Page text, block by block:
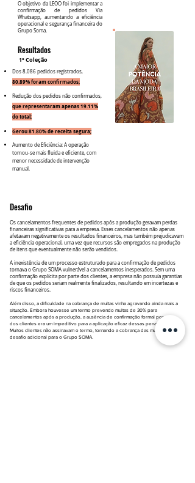
O objetivo da LEOO foi implementar a
confirmação de pedidos Via
Whatsapp, aumentando a eficiência
operacional e segurança financeira do
Grupo Soma.
Resultados
1° Coleção
Dos 8.086 pedidos registrados,
80.89% foram confirmados;
Redução dos pedidos não confirmados,
que representaram apenas 19.11%
do total;
Gerou 81.80% de receita segura;
Aumento de Eficiência: A operação
tornou-se mais fluida e eficiente, com
menor necessidade de intervenção
manual.
Desafio
Os cancelamentos frequentes de pedidos após a produção geravam perdas
financeiras significativas para a empresa. Esses cancelamentos não apenas
afetavam negativamente os resultados financeiros, mas também prejudicavam
a eficiência operacional, uma vez que recursos são empregados na produção
de itens que eventualmente não serão vendidos.
A inexistência de um processo estruturado para a confirmação de pedidos
tornava o Grupo SOMA vulnerável a cancelamentos inesperados. Sem uma
confirmação explícita por parte dos clientes, a empresa não possuía garantias
de que os pedidos seriam realmente finalizados, resultando em incertezas e
riscos financeiros.
Além disso, a dificuldade na cobrança de multas vinha agravando ainda mais a
situação. Embora houvesse um termo prevendo multas de 30% para
cancelamentos após a produção, a ausência de confirmação formal por parte
dos clientes era um impeditivo para a aplicação eficaz dessas penalidades.
Muitos clientes não assinavam o termo, tornando a cobrança das multas um
desafio adicional para o Grupo SOMA.